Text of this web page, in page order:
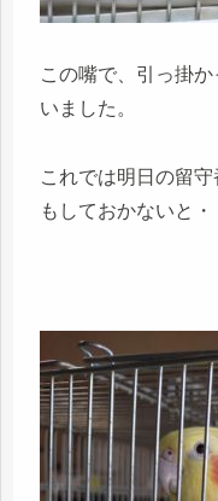
この嘴で、引っ掛
いました。
これでは明日の留
もしておかないと・